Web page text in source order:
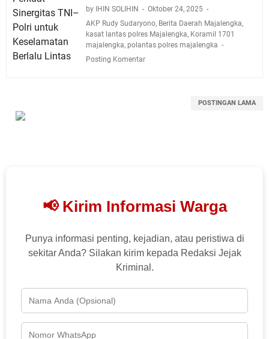
by IHIN SOLIHIN
Oktober 24, 2025
AKP Rudy Sudaryono, Berita Daerah Majalengka,
kasat lantas polres Majalengka, Koramil 1701
majalengka, polantas polres majalengka
Posting Komentar
POSTINGAN LAMA
📢 Kirim Informasi Warga
Punya informasi penting, kejadian, atau peristiwa di
sekitar Anda? Silakan kirim kepada Redaksi Jejak
Kriminal.